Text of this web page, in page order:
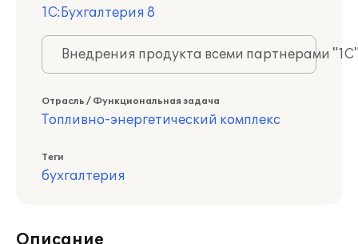
1С:Бухгалтерия 8
Внедрения продукта всеми партнерами
Отрасль / Функциональная задача
Топливно-энергетический комплекс
Теги
бухгалтерия
Описание